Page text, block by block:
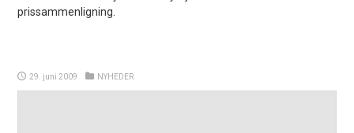
prissammenligning.
29. juni 2009 NYHEDER